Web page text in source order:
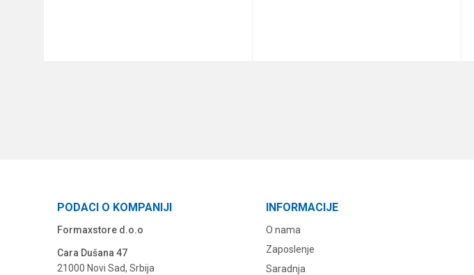
PODACI O KOMPANIJI
Formaxstore d.o.o
Cara Dušana 47
21000 Novi Sad, Srbija
INFORMACIJE
O nama
Zaposlenje
Saradnja